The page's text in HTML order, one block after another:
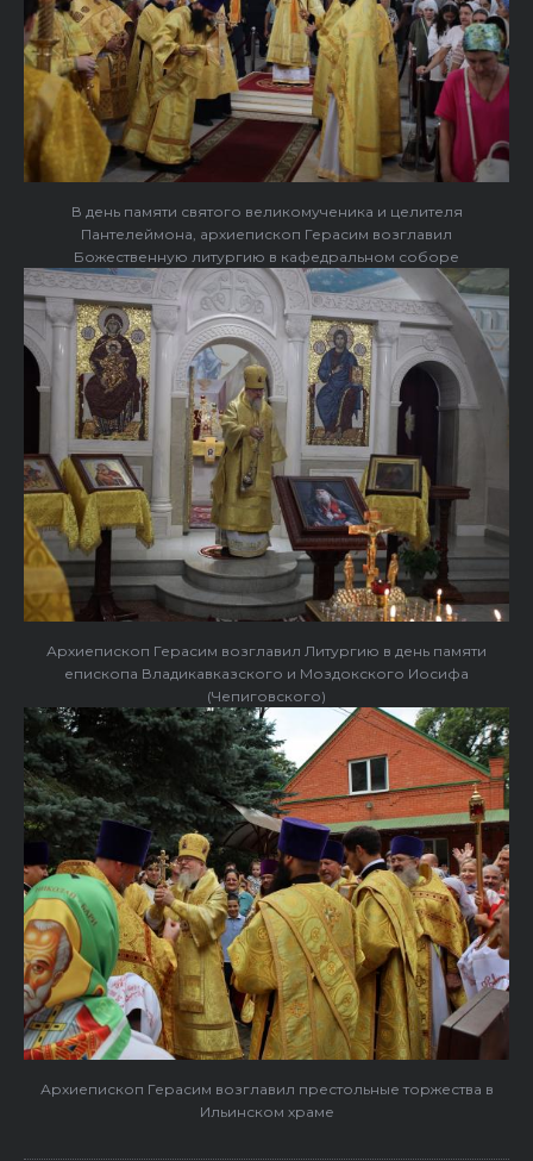
В день памяти святого великомученика и целителя
Пантелеймона, архиепископ Герасим возглавил
Божественную литургию в кафедральном соборе
Архиепископ Герасим возглавил Литургию в день памяти
епископа Владикавказского и Моздокского Иосифа
(Чепиговского)
Архиепископ Герасим возглавил престольные торжества в
Ильинском храме